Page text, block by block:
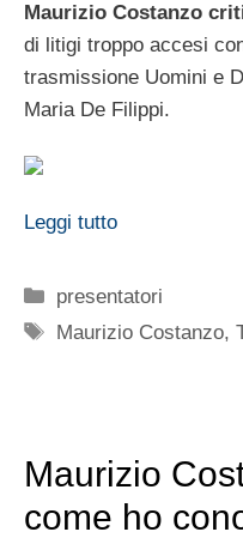
Maurizio Costanzo
di litigi troppo accesi
trasmissione Uomini e
Maria De Filippi.
Leggi tutto
Categorie
presentatori
Tag
Maurizio Costanzo,
Maurizio
come ho